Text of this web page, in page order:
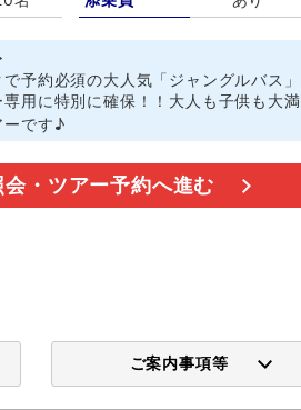
予約必須の大人気「ジャングルバス」
用に特別に確保！！大人も子供も大満
ーです♪
会・ツアー予約へ進む
ご案内事項等